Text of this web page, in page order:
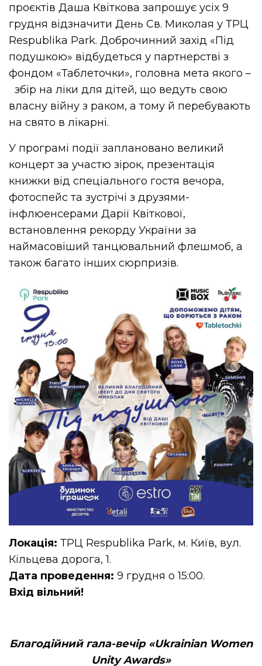
проєктів Даша Квіткова запрошує усіх 9
грудня відзначити День Св. Миколая у ТРЦ
Respublika Park. Доброчинний захід «Під
подушкою» відбудеться у партнерстві з
фондом «Таблеточки», головна мета якого –
збір на ліки для дітей, що ведуть свою
власну війну з раком, а тому й перебувають
на свято в лікарні.
У програмі події заплановано великий
концерт за участю зірок, презентація
книжки від спеціального гостя вечора,
фотоспейс та зустрічі з друзями-
інфлюенсерами Дарії Квіткової,
встановлення рекорду України за
наймасовіший танцювальний флешмоб, а
також багато інших сюрпризів.
Локація: ТРЦ Respublika Park, м. Київ, вул.
Кільцева дорога, 1.
Дата проведення: 9 грудня о 15:00.
Вхід вільний!
Благодійний гала-вечір «Ukrainian Women
Unity Awards»